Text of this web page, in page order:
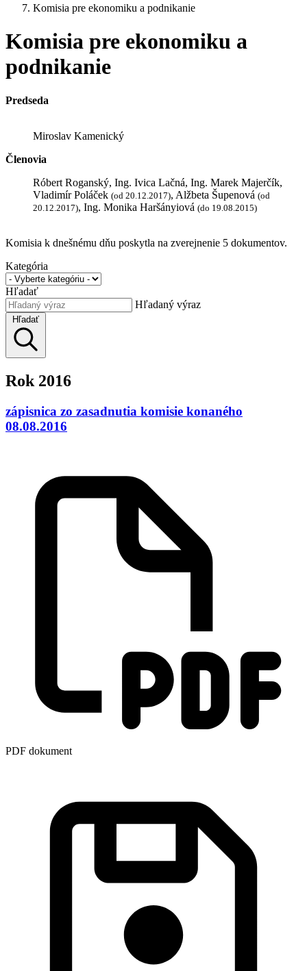
Komisia pre ekonomiku a podnikanie
Komisia pre ekonomiku a
podnikanie
Predseda
Miroslav Kamenický
Členovia
Róbert Roganský, Ing. Ivica Lačná, Ing. Marek Majerčík,
Vladimír Poláček (od 20.12.2017), Alžbeta Šupenová (od
20.12.2017), Ing. Monika Haršányiová (do 19.08.2015)
Komisia k dnešnému dňu poskytla na zverejnenie 5 dokumentov.
Kategória
Hľadať
Hľadaný výraz
Hľadať
Rok 2016
zápisnica zo zasadnutia komisie konaného
08.08.2016
PDF dokument